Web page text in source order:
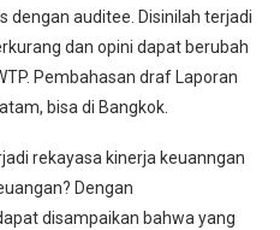
dengan auditee. Disinilah terjadi
dan opini dapat berubah
Pembahasan draf Laporan
bisa di Bangkok.
rekayasa kinerja keuanngan
Dengan
disampaikan bahwa yang